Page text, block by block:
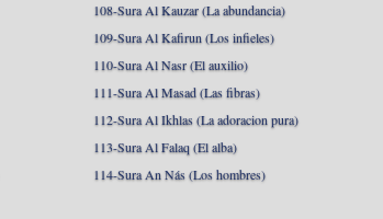
108-Sura Al Kauzar (La abundancia)
109-Sura Al Kafirun (Los infieles)
110-Sura Al Nasr (El auxilio)
111-Sura Al Masad (Las fibras)
112-Sura Al Ikhlas (La adoracion pura)
113-Sura Al Falaq (El alba)
114-Sura An Nás (Los hombres)